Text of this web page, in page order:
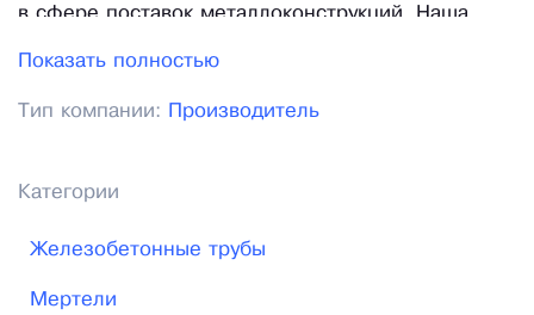
в сфере поставок металлоконструкций. Наша
организация идет навстречу требованиям
обеспечивает заказчиков продукцией, качество
сертификатами, которые прилагаются к каждому
мы подбираем индивидуально к каждому клиенту,
чтобы гарантировать выполнение всех
Показать полностью
Тип компании: Производитель
Категории
Железобетонные трубы
Мертели